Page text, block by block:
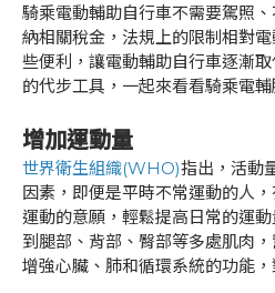
騎乘電動輔助自行車不需要駕照
納相關稅金，法規上的限制相對
些便利，讓電動輔助自行車逐漸
的代步工具，一起來看看騎乘電
增加運動量
世界衛生組織(WHO)指出，活動
因素，即便是平時不常運動的人
運動的意願，輕鬆提高日常的運
到腿部、背部、臀部等多處肌肉
增強心臟、肺和循環系統的功能